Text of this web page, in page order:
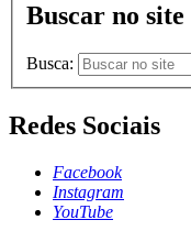
Buscar no site
Busca:
Redes Sociais
Facebook
Instagram
YouTube